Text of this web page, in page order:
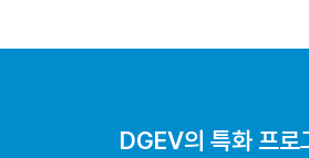
DGEV의 특화 프로